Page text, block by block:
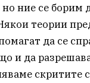
ние се борим
теории
да се
и да
скритите